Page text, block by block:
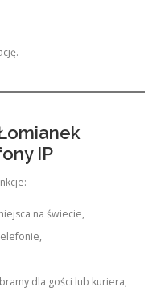
IP
na świecie,
dla gości lub kuriera,